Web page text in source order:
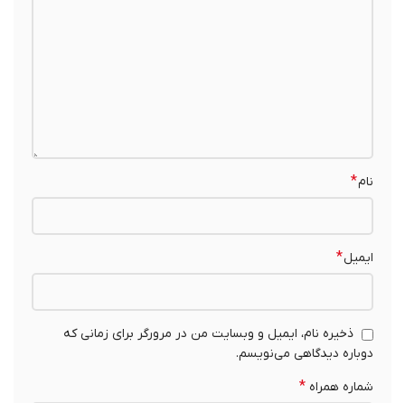
ایمیل*
ذخیره نام، ایمیل و وبسایت من در مرورگر برای زمانی که
دوباره دیدگاهی می‌نویسم.
شماره همراه*